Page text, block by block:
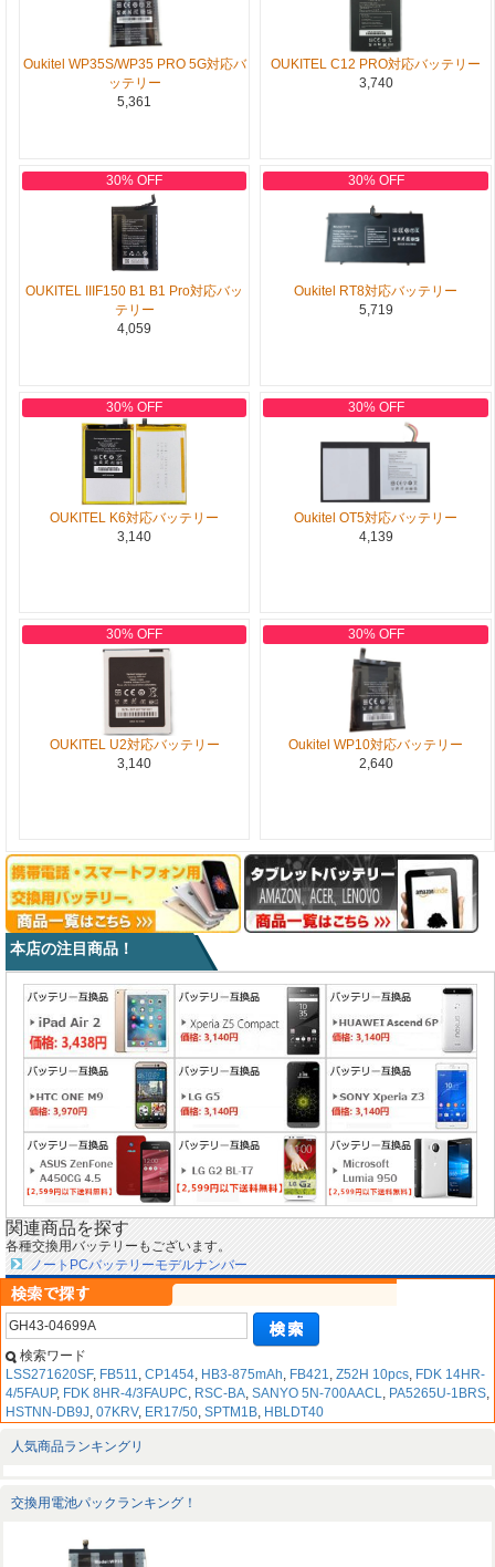
Oukitel WP35S/WP35 PRO 5G対応バ
ッテリー
5,361
OUKITEL C12 PRO対応バッテリー
3,740
30% OFF
OUKITEL IIIF150 B1 B1 Pro対応バッ
テリー
4,059
30% OFF
Oukitel RT8対応バッテリー
5,719
30% OFF
OUKITEL K6対応バッテリー
3,140
30% OFF
Oukitel OT5対応バッテリー
4,139
30% OFF
OUKITEL U2対応バッテリー
3,140
30% OFF
Oukitel WP10対応バッテリー
2,640
本店の注目商品！
関連商品を探す
各種交換用バッテリーもございます。
ノートPCバッテリーモデルナンバー
検索ワード
LSS271620SF, FB511, CP1454, HB3-875mAh, FB421, Z52H 10pcs, FDK 14HR-
4/5FAUP, FDK 8HR-4/3FAUPC, RSC-BA, SANYO 5N-700AACL, PA5265U-1BRS,
HSTNN-DB9J, 07KRV, ER17/50, SPTM1B, HBLDT40
人気商品ランキングリ
交換用電池パックランキング！